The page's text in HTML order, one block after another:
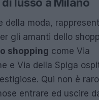
della moda,
gli amanti dello
shopping come Via
e Via della Spiga
Qui non è
entrare ed uscire